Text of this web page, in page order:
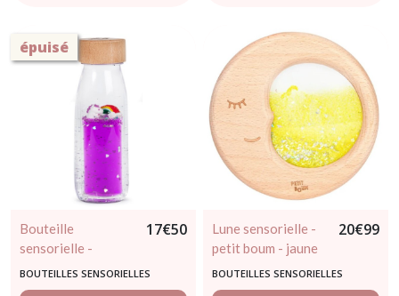
épuisé
Bouteille
sensorielle -
rainbow - Petit
Boum - dès 3 mois
17€50
BOUTEILLES SENSORIELLES
Lune sensorielle -
petit boum - jaune
20€99
BOUTEILLES SENSORIELLES